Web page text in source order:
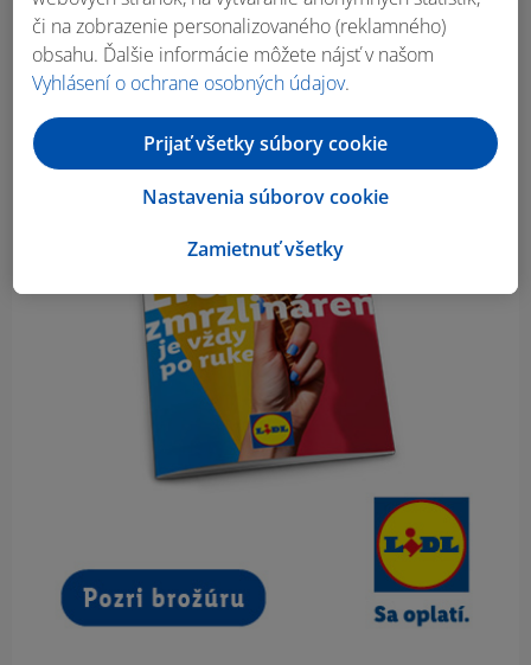
či na zobrazenie personalizovaného (reklamného)
obsahu. Ďalšie informácie môžete nájsť v našom
Vyhlásení o ochrane osobných údajov.
Zamietnuť všetky
Nastavenia súborov cookie
Prijať všetky súbory cookie